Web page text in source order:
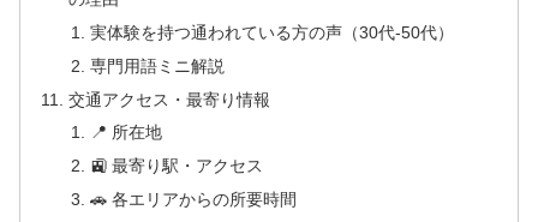
実体験を持つ通われている方の声（30代-50代）
専門用語ミニ解説
交通アクセス・最寄り情報
📍 所在地
🚉 最寄り駅・アクセス
🚗 各エリアからの所要時間